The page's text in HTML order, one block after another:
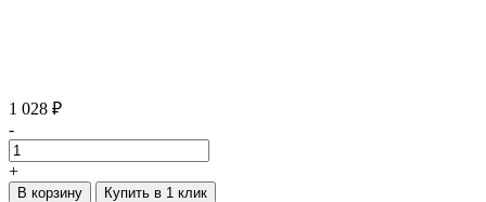
1 028 ₽
-
+
В корзину Купить в 1 клик